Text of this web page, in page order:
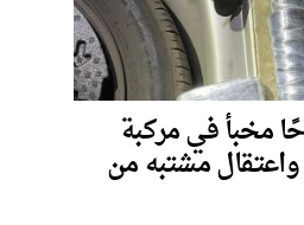
مخبأ في مركبة
مشتبه من